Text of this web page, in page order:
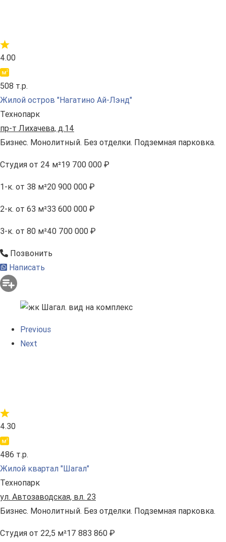
4.00
508 т.р.
Жилой остров "Нагатино Ай-Лэнд"
Технопарк
пр-т Лихачева, д.14
Бизнес. Монолитный. Без отделки. Подземная парковка.
Студия от 24 м²19 700 000 ₽
1-к. от 38 м²20 900 000 ₽
2-к. от 63 м²33 600 000 ₽
3-к. от 80 м²40 700 000 ₽
Позвонить
Написать
Previous
Next
4.30
486 т.р.
Жилой квартал "Шагал"
Технопарк
ул. Автозаводская, вл. 23
Бизнес. Монолитный. Без отделки. Подземная парковка.
Студия от 22,5 м²17 883 860 ₽